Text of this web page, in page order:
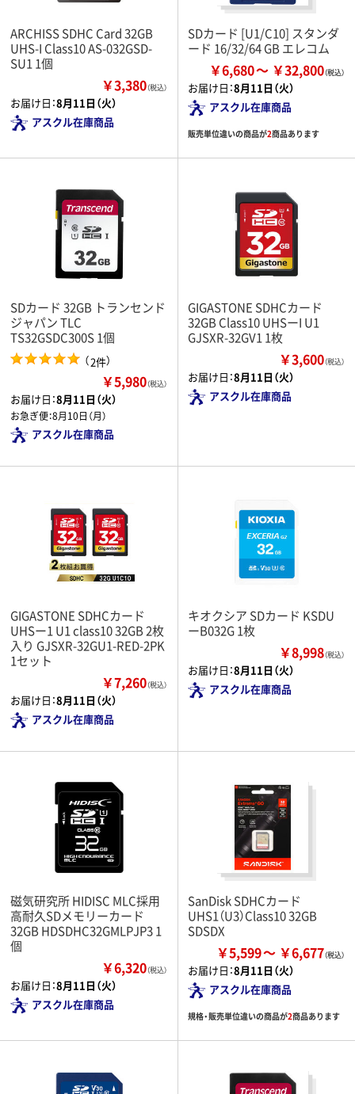
ARCHISS SDHC Card 32GB
UHS-I Class10 AS-032GSD-
SU1 1個
￥3,380（税込）
お届け日：8月11日（火）
アスクル在庫商品
SDカード [U1/C10] スタンダ
ード 16/32/64 GB エレコム
￥6,680 ￥32,800
お届け日：8月11日（火）
アスクル在庫商品
販売単位違いの商品が2商品あります
SDカード 32GB トランセンド
ジャパン TLC
TS32GSDC300S 1個
（2件）
￥5,980（税込）
お届け日：8月11日（火）
お急ぎ便：8月10日（月）
アスクル在庫商品
GIGASTONE SDHCカード
32GB Class10 UHSーI U1
GJSXR-32GV1 1枚
￥3,600（税込）
お届け日：8月11日（火）
アスクル在庫商品
GIGASTONE SDHCカード
UHSー1 U1 class10 32GB 2枚
入り GJSXR-32GU1-RED-2PK
1セット
￥7,260（税込）
お届け日：8月11日（火）
アスクル在庫商品
キオクシア SDカード KSDU
ーB032G 1枚
￥8,998（税込）
お届け日：8月11日（火）
アスクル在庫商品
磁気研究所 HIDISC MLC採用
高耐久SDメモリーカード
32GB HDSDHC32GMLPJP3 1
個
￥6,320（税込）
お届け日：8月11日（火）
アスクル在庫商品
SanDisk SDHCカード
UHS1（U3）Class10 32GB
SDSDX
￥5,599 ￥6,677
お届け日：8月11日（火）
アスクル在庫商品
規格・販売単位違いの商品が2商品あります